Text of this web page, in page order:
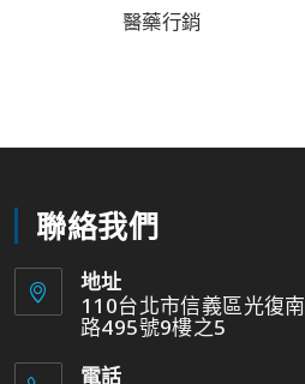
醫藥行銷
聯絡我們
地址
110台北市信義區光復南
路495號9樓之5
電話